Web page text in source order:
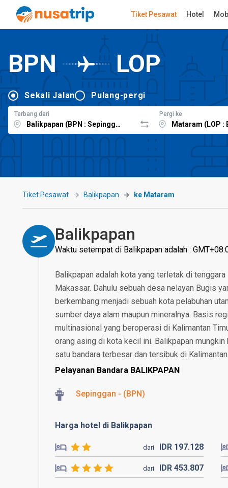
Tiket Pesawat Hotel
BPN LOP
Sekali Jalan Pulang-pergi
Terbang dari Pergi ke
Tiket Pesawat Balikpapan ke Mataram
Balikpapan
Waktu setempat di Balikpapan adalah :
Balikpapan adalah kota yang terletak di
Makassar. Dahulu sebuah desa nelayan Bugis
berkembang menjadi sebuah kota pelabuhan
sumber daya alam maupun mineralnya. Basis
multinasional yang beroperasi di Kalimantan
orang asing di kota kecil ini. Balikpapan
satu bandara terbesar dan tersibuk di
Pelayanan Bandara BALIKPAPAN
Sepinggan - (BPN)
Harga hotel di Balikpapan
dari IDR 197.128
dari IDR 453.807